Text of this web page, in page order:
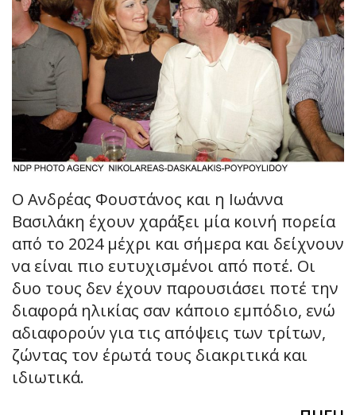
Ο Ανδρέας Φουστάνος και η Ιωάννα
Βασιλάκη έχουν χαράξει μία κοινή πορεία
από το 2024 μέχρι και σήμερα και δείχνουν
να είναι πιο ευτυχισμένοι από ποτέ. Οι
δυο τους δεν έχουν παρουσιάσει ποτέ την
διαφορά ηλικίας σαν κάποιο εμπόδιο, ενώ
αδιαφορούν για τις απόψεις των τρίτων,
ζώντας τον έρωτά τους διακριτικά και
ιδιωτικά.